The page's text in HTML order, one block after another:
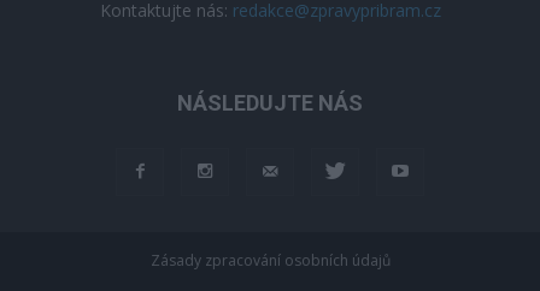
Kontaktujte nás: redakce@zpravypribram.cz
NÁSLEDUJTE NÁS
Zásady zpracování osobních údajů